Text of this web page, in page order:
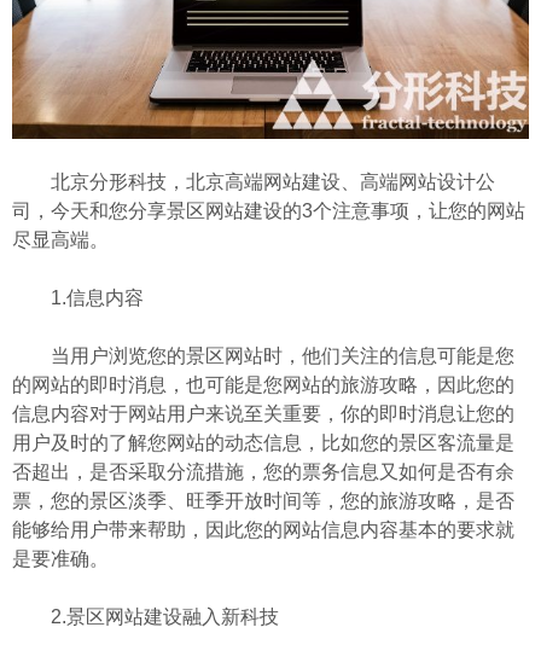
北京分形科技，北京高端网站建设、高端网站设计公
司，今天和您分享景区网站建设的3个注意事项，让您的网站
尽显高端。
1.信息内容
当用户浏览您的景区网站时，他们关注的信息可能是您
的网站的即时消息，也可能是您网站的旅游攻略，因此您的
信息内容对于网站用户来说至关重要，你的即时消息让您的
用户及时的了解您网站的动态信息，比如您的景区客流量是
否超出，是否采取分流措施，您的票务信息又如何是否有余
票，您的景区淡季、旺季开放时间等，您的旅游攻略，是否
能够给用户带来帮助，因此您的网站信息内容基本的要求就
是要准确。
2.景区网站建设融入新科技